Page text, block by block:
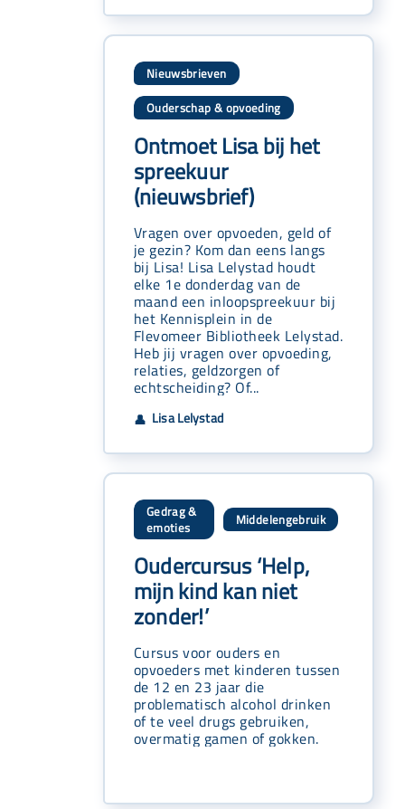
Nieuwsbrieven
Ouderschap & opvoeding
Ontmoet Lisa bij het
spreekuur
(nieuwsbrief)
Vragen over opvoeden, geld of
je gezin? Kom dan eens langs
bij Lisa! Lisa Lelystad houdt
elke 1e donderdag van de
maand een inloopspreekuur bij
het Kennisplein in de
Flevomeer Bibliotheek Lelystad.
Heb jij vragen over opvoeding,
relaties, geldzorgen of
echtscheiding? Of...
👤 Lisa Lelystad
Gedrag &
emoties
Middelengebruik
Oudercursus ‘Help,
mijn kind kan niet
zonder!’
Cursus voor ouders en
opvoeders met kinderen tussen
de 12 en 23 jaar die
problematisch alcohol drinken
of te veel drugs gebruiken,
overmatig gamen of gokken.